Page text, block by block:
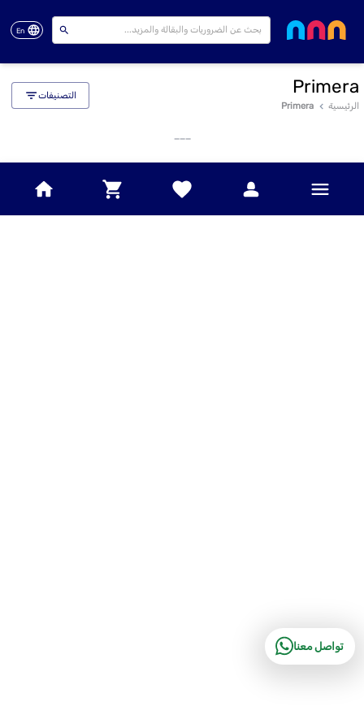
En
Primera
الرئيسية Primera
التصنيفات
تواصل معنا